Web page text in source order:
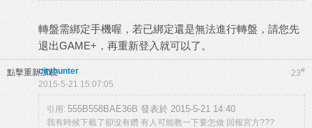
轉盤需綁定手機喔，若已綁定還是無法進行轉盤，請您先
退出GAME+，再重新登入就可以了。
點擊重新加載 23#
cityhunter
2015-5-21 15:07:05
引用: 555B558BAE36B 發表於 2015-5-21 14:40
我有時候下載了卻沒有鑽 有人可能教一下要怎做 回報宮方???